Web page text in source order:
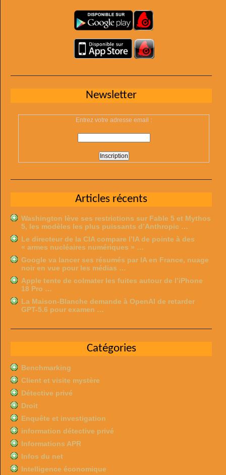
Newsletter
Entrez votre adresse email :
Articles récents
Washington lève ses restrictions sur Fable 5 et Mythos
5, les modèles les plus puissants d’Anthropic …
Le directeur de la CIA compare l’IA de pointe à des
« armes nucléaires numériques » …
Google va lancer ses résumés par IA en France, nuage
noir en vue pour les médias …
Apple tente de colmater les fuites autour de l’iPhone
18 Pro …
La Maison-Blanche demande à OpenAI de retarder
GPT-5.6 pour examen …
Catégories
Benchmarking
Client et visite mystère
Détective privé
Droit
Enquête et investigation
information détective privé
Informations APR
Infos du net
Intelligence économique